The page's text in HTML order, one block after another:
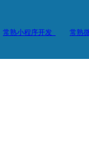
常熟小程序开发 常熟